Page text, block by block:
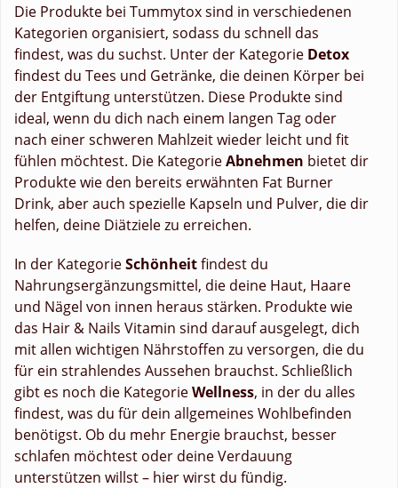
Die Produkte bei Tummytox sind in verschiedenen
Kategorien organisiert, sodass du schnell das
findest, was du suchst. Unter der Kategorie Detox
findest du Tees und Getränke, die deinen Körper bei
der Entgiftung unterstützen. Diese Produkte sind
ideal, wenn du dich nach einem langen Tag oder
nach einer schweren Mahlzeit wieder leicht und fit
fühlen möchtest. Die KategorieAbnehmen bietet dir
Produkte wie den bereits erwähnten Fat Burner
Drink, aber auch spezielle Kapseln und Pulver, die dir
helfen, deine Diätziele zu erreichen.
In der KategorieSchönheitfindest du
Nahrungsergänzungsmittel, die deine Haut, Haare
und Nägel von innen heraus stärken. Produkte wie
das Hair & Nails Vitamin sind darauf ausgelegt, dich
mit allen wichtigen Nährstoffen zu versorgen, die du
für ein strahlendes Aussehen brauchst. Schließlich
gibt es noch die KategorieWellness, in der du alles
findest, was du für dein allgemeines Wohlbefinden
benötigst. Ob du mehr Energie brauchst, besser
schlafen möchtest oder deine Verdauung
unterstützen willst – hier wirst du fündig.